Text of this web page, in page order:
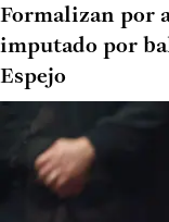
Formalizan por
imputado por
Espejo